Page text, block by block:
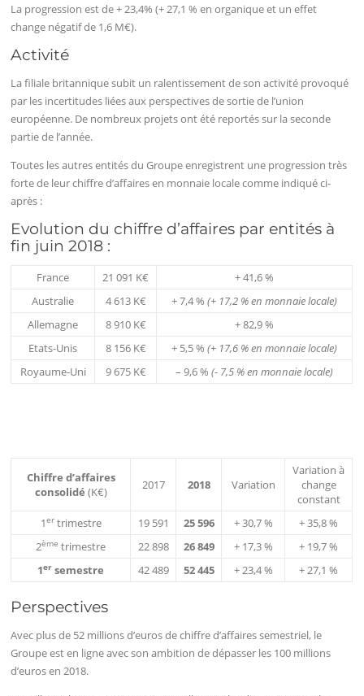
La progression est de + 23,4% (+ 27,1 % en organique et un effet
change négatif de 1,6 M€).
Activité
La filiale britannique subit un ralentissement de son activité provoqué
par les incertitudes liées aux perspectives de sortie de l’union
européenne. De nombreux projets ont été reportés sur la seconde
partie de l’année.
Toutes les autres entités du Groupe enregistrent une progression très
forte de leur chiffre d’affaires en monnaie locale comme indiqué ci-
après :
Evolution du chiffre d’affaires par entités à
fin juin 2018 :
France 21 091 K€
+ 41,6 %
Australie
4 613 K€ + 7,4 %(+ 17,2 % en monnaie locale)
Allemagne
8 910 K€
+ 82,9 %
Etats-Unis
8 156 K€ + 5,5 %(+ 17,6 % en monnaie locale)
Royaume-Uni
9 675 K€ – 9,6 %(- 7,5 % en monnaie locale)
Chiffre d’affaires
consolidé (K€) 2017 2018 Variation
Variation à
change
constant
1ertrimestre 19 591 25 596 + 30,7 %
+ 35,8 %
2ème trimestre 22 898 26 849 + 17,3 %
+ 19,7 %
1er semestre 42 489 52 445 + 23,4 % + 27,1 %
Perspectives
Avec plus de 52 millions d’euros de chiffre d’affaires semestriel, le
Groupe est en ligne avec son ambition de dépasser les 100 millions
d’euros en 2018.